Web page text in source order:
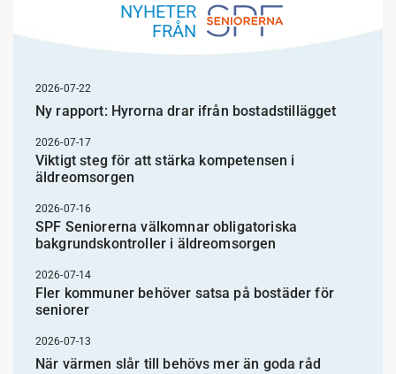
NYHETER
FRÅN
2026-07-22
Ny rapport: Hyrorna drar ifrån bostadstillägget
2026-07-17
Viktigt steg för att stärka kompetensen i
äldreomsorgen
2026-07-16
SPF Seniorerna välkomnar obligatoriska
bakgrundskontroller i äldreomsorgen
2026-07-14
Fler kommuner behöver satsa på bostäder för
seniorer
2026-07-13
När värmen slår till behövs mer än goda råd